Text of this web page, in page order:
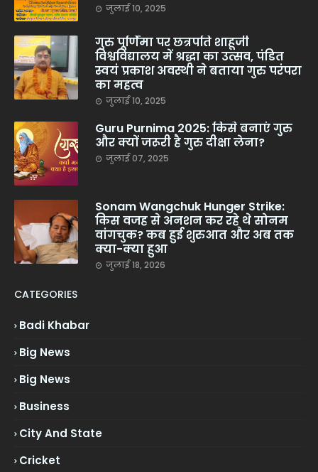
जुलाई 10, 2025
गुरु पूर्णिमा पर छत्रपति शाहूजी
विश्वविद्यालय में श्रद्धा का उत्सव, पंडित
स्वयं प्रकाश अवस्थी ने बताया गुरु परंपरा
का महत्व
जुलाई 10, 2025
Guru Purnima 2025: किसे बनाएं गुरु
और क्यों जरूरी है गुरु दीक्षा लेना?
जुलाई 07, 2025
Sonam Wangchuk Hunger Strike:
किस वजह से अनशन कर रहे थे सोनम
वांगचुक? कब हुई शुरुआत और अब तक
क्या-क्या हुआ
जुलाई 18, 2026
CATEGORIES
Badi Khabar
Big News
Big News
Business
City And State
Cricket